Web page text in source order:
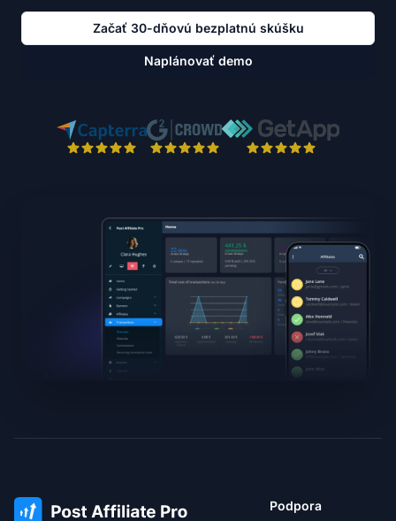
Začať 30-dňovú bezplatnú skúšku
Naplánovať demo
Podpora